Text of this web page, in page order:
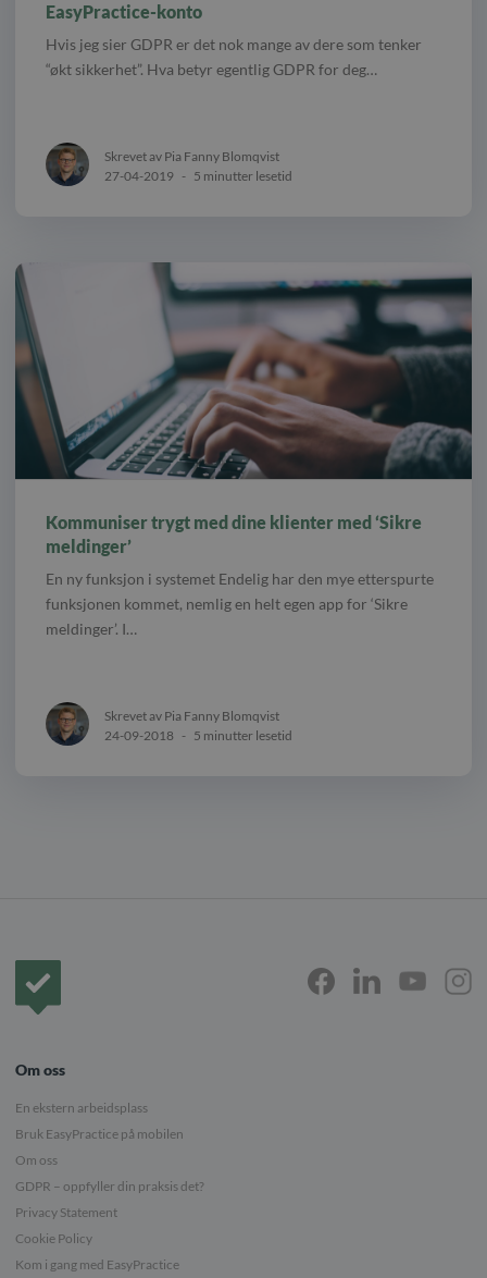
EasyPractice-konto
Hvis jeg sier GDPR er det nok mange av dere som tenker
“økt sikkerhet”. Hva betyr egentlig GDPR for deg…
Skrevet av Pia Fanny Blomqvist
27-04-2019 - 5 minutter lesetid
Kommuniser trygt med dine klienter med ‘Sikre
meldinger’
En ny funksjon i systemet Endelig har den mye etterspurte
funksjonen kommet, nemlig en helt egen app for ‘Sikre
meldinger’. I…
Skrevet av Pia Fanny Blomqvist
24-09-2018 - 5 minutter lesetid
Om oss
En ekstern arbeidsplass
Bruk EasyPractice på mobilen
Om oss
GDPR – oppfyller din praksis det?
Privacy Statement
Cookie Policy
Kom i gang med EasyPractice